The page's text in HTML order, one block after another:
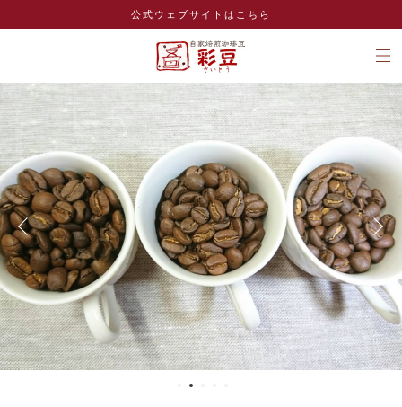
公式ウェブサイトはこちら